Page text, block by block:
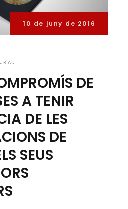
10 de juny de 2016
DE
A TENIR
DE LES
DE
SEUS